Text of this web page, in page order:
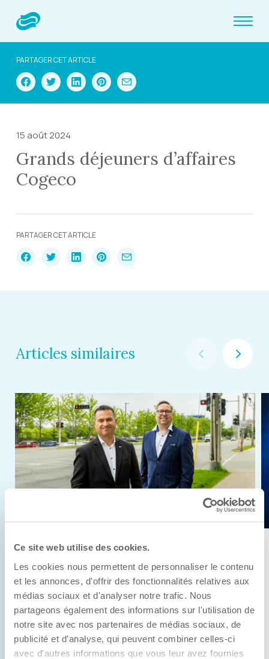
Ce site web utilise des cookies.
Les cookies nous permettent de personnaliser le contenu
et les annonces, d'offrir des fonctionnalités relatives aux
médias sociaux et d'analyser notre trafic. Nous
partageons également des informations sur l'utilisation de
notre site avec nos partenaires de médias sociaux, de
publicité et d'analyse, qui peuvent combiner celles-ci
avec d'autres informations que vous leur avez fournies
PARTAGER CET ARTICLE
15 août 2024
Grands déjeuners d’affaires
Cogeco
PARTAGER CET ARTICLE
Articles similaires
11 juin 2026
Anick Métivier devient le nouveau
président de la CCI3R
C’est lors de son assemblée générale annuelle
tenue hier que la Chambre de commerce et
d’industries de ...